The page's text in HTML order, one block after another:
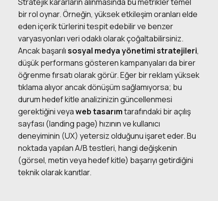
bir rol oynar. Örneğin, yüksek etkileşim oranları elde
eden içerik türlerini tespit edebilir ve benzer
varyasyonları veri odaklı olarak çoğaltabilirsiniz.
Ancak başarılısosyal medya yönetimi stratejileri,
düşük performans gösteren kampanyaları da birer
öğrenme fırsatı olarak görür. Eğer bir reklam yüksek
tıklama alıyor ancak dönüşüm sağlamıyorsa; bu
durum hedef kitle analizinizin güncellenmesi
gerektiğini veyaweb tasarımtarafındaki bir açılış
sayfası (landing page) hızının ve kullanıcı
deneyiminin (UX) yetersiz olduğunu işaret eder. Bu
noktada yapılan A/B testleri, hangi değişkenin
(görsel, metin veya hedef kitle) başarıyı getirdiğini
teknik olarak kanıtlar.